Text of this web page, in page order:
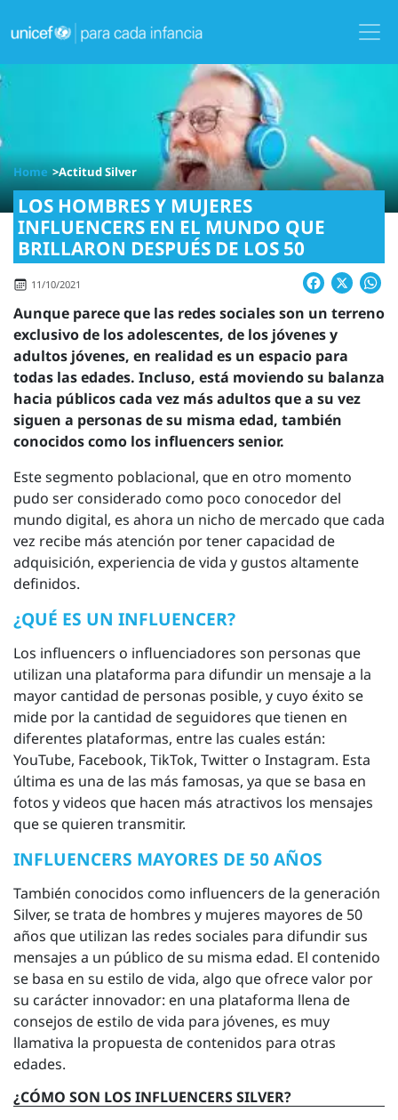
to
content
Image
Home Actitud Silver
LOS HOMBRES Y MUJERES
INFLUENCERS EN EL MUNDO QUE
BRILLARON DESPUÉS DE LOS 50
11/10/2021 Facebook
X
Aunque parece que las redes sociales son un terreno
exclusivo de los adolescentes, de los jóvenes y
adultos jóvenes, en realidad es un espacio para
todas las edades. Incluso, está moviendo su balanza
hacia públicos cada vez más adultos que a su vez
siguen a personas de su misma edad, también
conocidos como los influencers senior.
Este segmento poblacional, que en otro momento
pudo ser considerado como poco conocedor del
mundo digital, es ahora un nicho de mercado que cada
vez recibe más atención por tener capacidad de
adquisición, experiencia de vida y gustos altamente
definidos.
¿QUÉ ES UN INFLUENCER?
Los influencers o influenciadores son personas que
utilizan una plataforma para difundir un mensaje a la
mayor cantidad de personas posible, y cuyo éxito se
mide por la cantidad de seguidores que tienen en
diferentes plataformas, entre las cuales están:
YouTube, Facebook, TikTok, Twitter o Instagram. Esta
última es una de las más famosas, ya que se basa en
fotos y videos que hacen más atractivos los mensajes
que se quieren transmitir.
INFLUENCERS MAYORES DE 50 AÑOS
También conocidos como influencers de la generación
Silver, se trata de hombres y mujeres mayores de 50
años que utilizan las redes sociales para difundir sus
mensajes a un público de su misma edad. El contenido
se basa en su estilo de vida, algo que ofrece valor por
su carácter innovador: en una plataforma llena de
consejos de estilo de vida para jóvenes, es muy
llamativa la propuesta de contenidos para otras
edades.
¿CÓMO SON LOS INFLUENCERS SILVER?